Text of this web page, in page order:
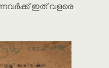
ഇത് വളരെ